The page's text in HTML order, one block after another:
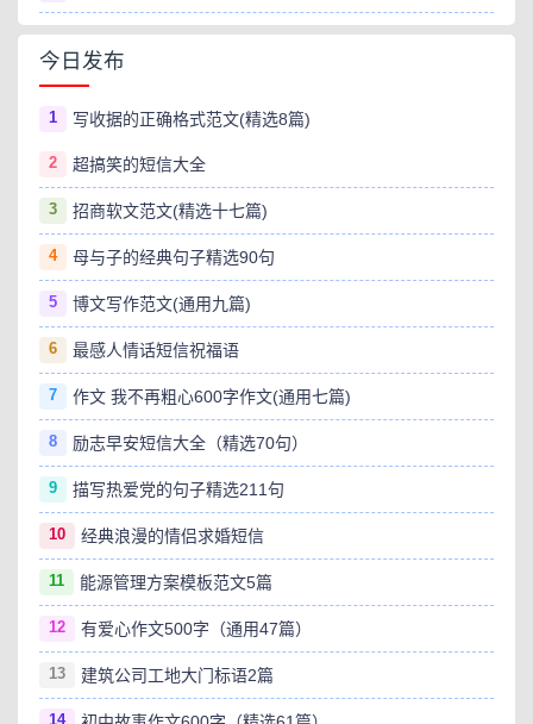
今日发布
1 写收据的正确格式范文(精选8篇)
2 超搞笑的短信大全
3 招商软文范文(精选十七篇)
4 母与子的经典句子精选90句
5 博文写作范文(通用九篇)
6 最感人情话短信祝福语
7 作文 我不再粗心600字作文(通用七篇)
8 励志早安短信大全（精选70句）
9 描写热爱党的句子精选211句
10 经典浪漫的情侣求婚短信
11 能源管理方案模板范文5篇
12 有爱心作文500字（通用47篇）
13 建筑公司工地大门标语2篇
14